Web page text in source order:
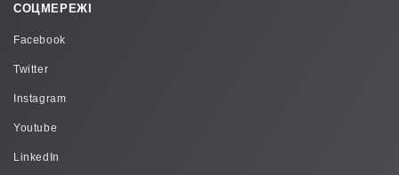
СОЦМЕРЕЖІ
Facebook
Twitter
Instagram
Youtube
LinkedIn